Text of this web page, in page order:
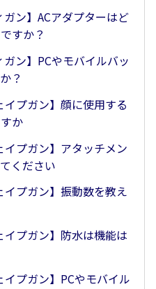
ガン】ACアダプターはど
すか？
ガン】PCやモバイルバッ
？
イプガン】顔に使用する
か
イプガン】アタッチメン
ください
イプガン】振動数を教え
イプガン】防水は機能は
イプガン】PCやモバイル